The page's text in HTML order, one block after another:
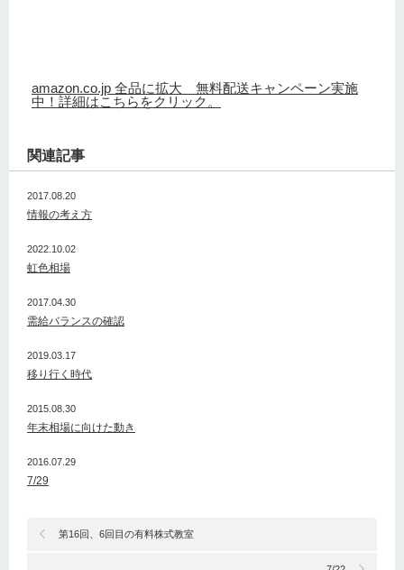
amazon.co.jp 全品に拡大 無料配送キャンペーン実施
中！詳細はこちらをクリック。
関連記事
2017.08.20
情報の考え方
2022.10.02
虹色相場
2017.04.30
需給バランスの確認
2019.03.17
移り行く時代
2015.08.30
年末相場に向けた動き
2016.07.29
7/29
第16回、6回目の有料株式教室